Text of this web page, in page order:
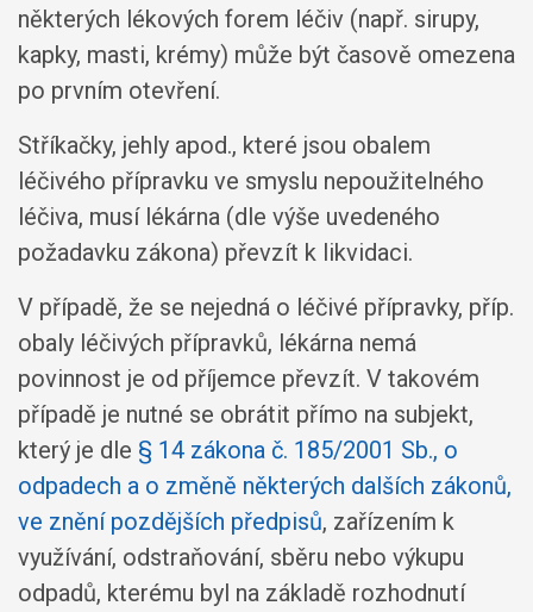
některých lékových forem léčiv (např. sirupy,
kapky, masti, krémy) může být časově omezena
po prvním otevření.
Stříkačky, jehly apod., které jsou obalem
léčivého přípravku ve smyslu nepoužitelného
léčiva, musí lékárna (dle výše uvedeného
požadavku zákona) převzít k likvidaci.
V případě, že se nejedná o léčivé přípravky, příp.
obaly léčivých přípravků, lékárna nemá
povinnost je od příjemce převzít. V takovém
případě je nutné se obrátit přímo na subjekt,
který je dle § 14 zákona č. 185/2001 Sb., o
odpadech a o změně některých dalších zákonů,
ve znění pozdějších předpisů, zařízením k
využívání, odstraňování, sběru nebo výkupu
odpadů, kterému byl na základě rozhodnutí